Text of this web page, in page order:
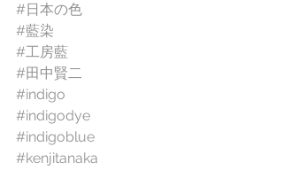
#日本の色
#藍染
#工房藍
#田中賢二
#indigo
#indigodye
#indigoblue
#kenjitanaka